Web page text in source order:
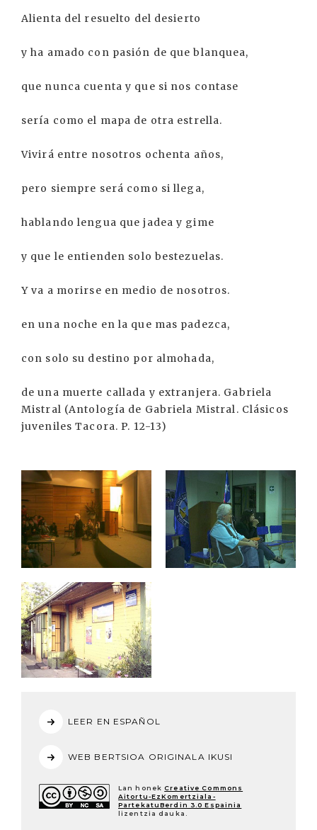
Alienta del resuelto del desierto
y ha amado con pasión de que blanquea,
que nunca cuenta y que si nos contase
sería como el mapa de otra estrella.
Vivirá entre nosotros ochenta años,
pero siempre será como si llega,
hablando lengua que jadea y gime
y que le entienden solo bestezuelas.
Y va a morirse en medio de nosotros.
en una noche en la que mas padezca,
con solo su destino por almohada,
de una muerte callada y extranjera. Gabriela
Mistral (Antología de Gabriela Mistral. Clásicos
juveniles Tacora. P. 12-13)
LEER EN ESPAÑOL
WEB BERTSIOA ORIGINALA IKUSI
Lan honek Creative Commons
Aitortu-EzKomertziala-
PartekatuBerdin 3.0 Espainia
lizentzia dauka.